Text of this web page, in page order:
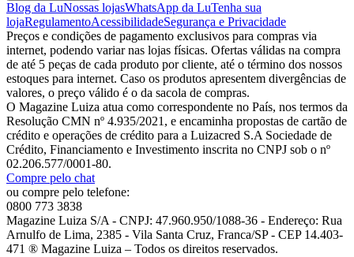
Blog da LuNossas lojasWhatsApp da LuTenha sua
lojaRegulamentoAcessibilidadeSegurança e Privacidade
Preços e condições de pagamento exclusivos para compras via
internet, podendo variar nas lojas físicas. Ofertas válidas na compra
de até 5 peças de cada produto por cliente, até o término dos nossos
estoques para internet. Caso os produtos apresentem divergências de
valores, o preço válido é o da sacola de compras.
O Magazine Luiza atua como correspondente no País, nos termos da
Resolução CMN nº 4.935/2021, e encaminha propostas de cartão de
crédito e operações de crédito para a Luizacred S.A Sociedade de
Crédito, Financiamento e Investimento inscrita no CNPJ sob o nº
02.206.577/0001-80.
Compre pelo chat
ou compre pelo telefone:
0800 773 3838
Magazine Luiza S/A - CNPJ: 47.960.950/1088-36 - Endereço: Rua
Arnulfo de Lima, 2385 - Vila Santa Cruz, Franca/SP - CEP 14.403-
471 ® Magazine Luiza – Todos os direitos reservados.